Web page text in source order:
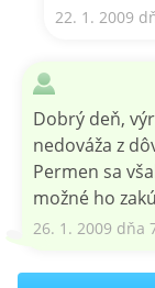
22. 1. 2009
Dobrý deň,
nedováža z
Permen sa
možné ho
26. 1. 2009 dňa